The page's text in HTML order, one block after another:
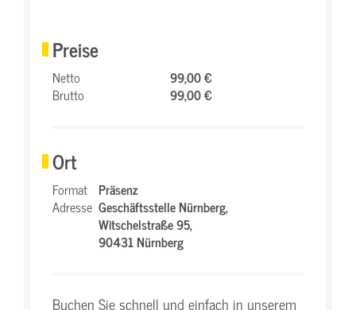
Preise
Netto
99,00 €
Brutto
99,00 €
Ort
Format Präsenz
Adresse Geschäftsstelle Nürnberg,
Witschelstraße 95,
90431 Nürnberg
Buchen Sie schnell und einfach in unserem